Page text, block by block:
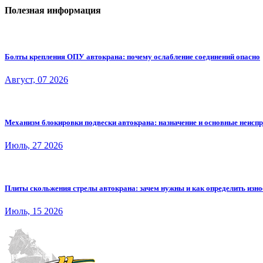
Полезная информация
Болты крепления ОПУ автокрана: почему ослабление соединений опасно
Август, 07 2026
Механизм блокировки подвески автокрана: назначение и основные
Июль, 27 2026
Плиты скольжения стрелы автокрана: зачем нужны и как определить
Июль, 15 2026